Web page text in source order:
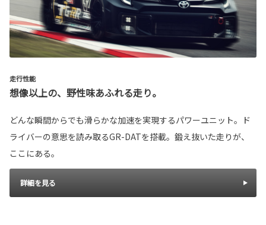
走行性能
想像以上の、野性味あふれる走り。
どんな瞬間からでも滑らかな加速を実現するパワーユニット。ド
ライバーの意思を読み取るGR-DATを搭載。鍛え抜いた走りが、
ここにある。
詳細を見る